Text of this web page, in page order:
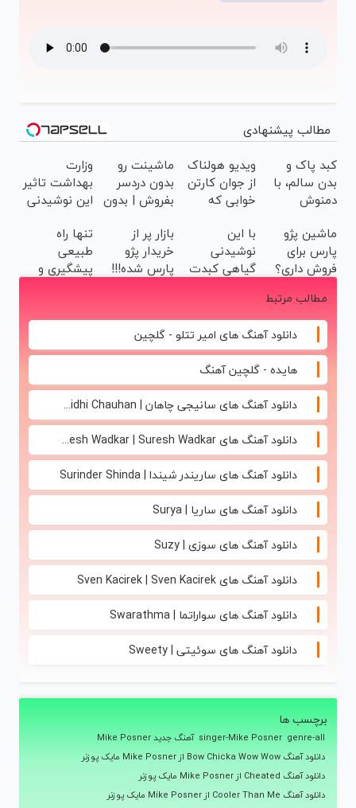
مطالب پیشنهادی
کبد پاک و
بدن سالم، با
دمنوش
😎
ویدیو هولناک
از جوان کارتن
خوابی که
آموزش رایگان
ماشینت رو
بدون دردسر
بفروش | بدون
وزارت
بهداشت تاثیر
این نوشیدنی
را تایید
کرد(55%تخفیف)
ماشین پژو
پارس برای
فروش داری؟
اینجا سریع
بفروشش
با این
نوشیدنی
گیاهی کبدت
بازار پر از
خریدار پژو
پارس شده!!!
بفروش
تنها راه
طبیعی
پیشگیری و
سم زدای
مطالب مرتبط
دانلود آهنگ های امیر تتلو - گلچین
هایده - گلچین آهنگ
دانلود آهنگ های سانیجی چاهان | Sunidhi Chauhan
دانلود آهنگ های Suresh Wadkar | Suresh Wadkar
دانلود آهنگ های ساریندر شیندا | Surinder Shinda
دانلود آهنگ های ساریا | Surya
دانلود آهنگ های سوزی | Suzy
دانلود آهنگ های Sven Kacirek | Sven Kacirek
دانلود آهنگ های سواراتما | Swarathma
دانلود آهنگ های سوئیتی | Sweety
برچسب ها
genre-all
singer-Mike Posner آهنگ جدید Mike Posner
دانلود آهنگ Bow Chicka Wow Wow از Mike Posner مایک پوزنر
دانلود آهنگ Cheated از Mike Posner مایک پوزنر
دانلود آهنگ Cooler Than Me از Mike Posner مایک پوزنر